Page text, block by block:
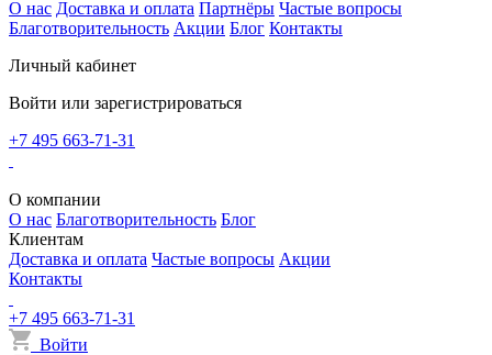
О нас Доставка и оплата Партнёры Частые вопросы
Благотворительность Акции Блог Контакты
Личный кабинет
Войти или зарегистрироваться
+7 495 663-71-31
О компании
О нас Благотворительность Блог
Клиентам
Доставка и оплата Частые вопросы Акции
Контакты
+7 495 663-71-31
Войти